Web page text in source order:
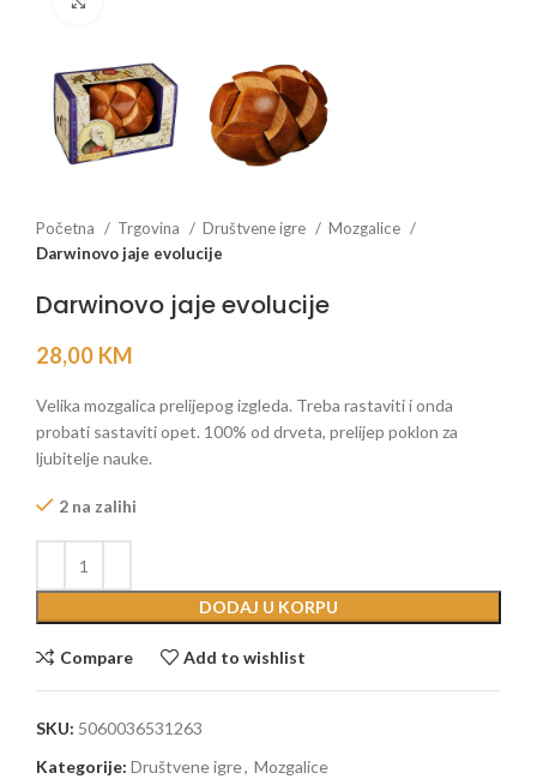
Početna Trgovina Društvene igre
Mozgalice
Darwinovo jaje evolucije
Darwinovo jaje evolucije
28,00 KM
Velika mozgalica prelijepog izgleda. Treba rastaviti i onda
probati sastaviti opet. 100% od drveta, prelijep poklon za
ljubitelje nauke.
2 na zalihi
DODAJ U KORPU
Compare Add to wishlist
SKU: 5060036531263
Kategorije: Društvene igre, Mozgalice